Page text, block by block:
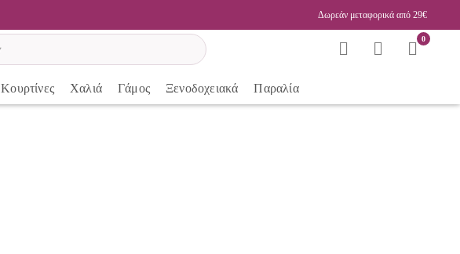
Δωρεάν μεταφορικά από 29€
0
Κουρτίνες Χαλιά Γάμος Ξενοδοχειακά Παραλία